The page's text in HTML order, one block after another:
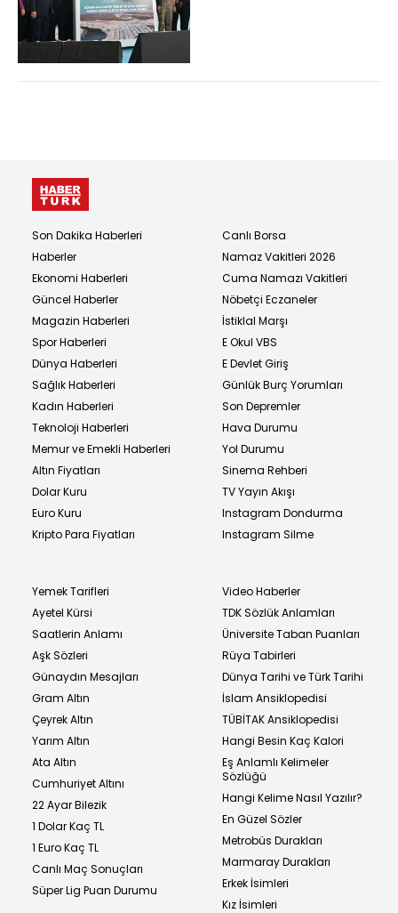
Son Dakika Haberleri
Haberler
Ekonomi Haberleri
Güncel Haberler
Magazin Haberleri
Spor Haberleri
Dünya Haberleri
Sağlık Haberleri
Kadın Haberleri
Teknoloji Haberleri
Memur ve Emekli Haberleri
Altın Fiyatları
Dolar Kuru
Euro Kuru
Kripto Para Fiyatları
Canlı Borsa
Namaz Vakitleri 2026
Cuma Namazı Vakitleri
Nöbetçi Eczaneler
İstiklal Marşı
E Okul VBS
E Devlet Giriş
Günlük Burç Yorumları
Son Depremler
Hava Durumu
Yol Durumu
Sinema Rehberi
TV Yayın Akışı
Instagram Dondurma
Instagram Silme
Yemek Tarifleri
Ayetel Kürsi
Saatlerin Anlamı
Aşk Sözleri
Günaydın Mesajları
Gram Altın
Çeyrek Altın
Yarım Altın
Ata Altın
Cumhuriyet Altını
22 Ayar Bilezik
1 Dolar Kaç TL
1 Euro Kaç TL
Canlı Maç Sonuçları
Süper Lig Puan Durumu
Video Haberler
TDK Sözlük Anlamları
Üniversite Taban Puanları
Rüya Tabirleri
Dünya Tarihi ve Türk Tarihi
İslam Ansiklopedisi
TÜBİTAK Ansiklopedisi
Hangi Besin Kaç Kalori
Eş Anlamlı Kelimeler
Sözlüğü
Hangi Kelime Nasıl Yazılır?
En Güzel Sözler
Metrobüs Durakları
Marmaray Durakları
Erkek İsimleri
Kız İsimleri